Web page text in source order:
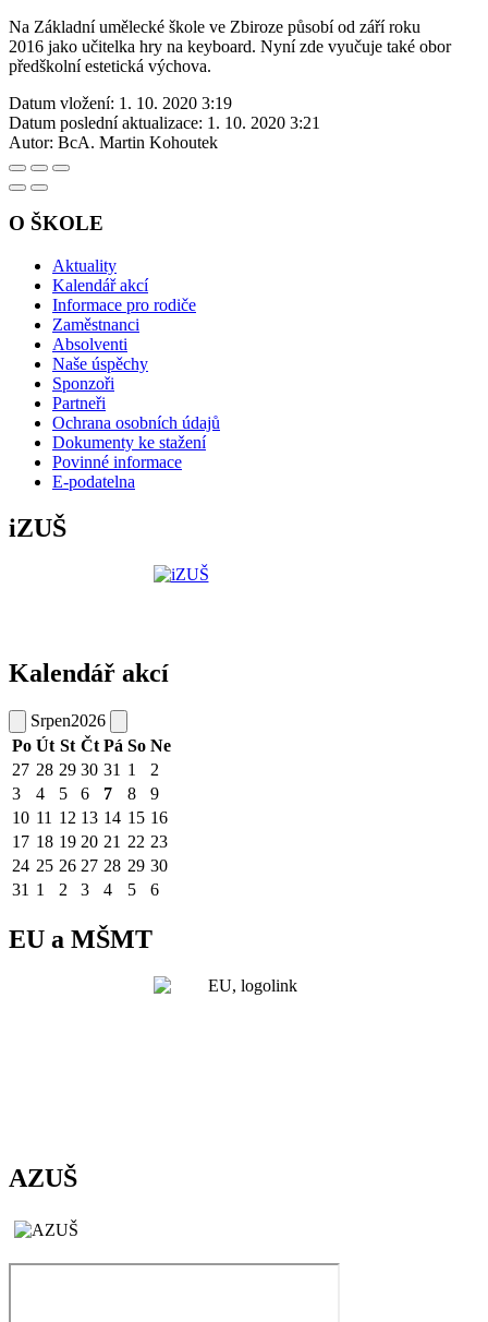
Na Základní umělecké škole ve Zbiroze působí od září roku
2016 jako učitelka hry na keyboard. Nyní zde vyučuje také obor
předškolní estetická výchova.
Datum vložení: 1. 10. 2020 3:19
Datum poslední aktualizace: 1. 10. 2020 3:21
Autor: BcA. Martin Kohoutek
O ŠKOLE
Aktuality
Kalendář akcí
Informace pro rodiče
Zaměstnanci
Absolventi
Naše úspěchy
Sponzoři
Partneři
Ochrana osobních údajů
Dokumenty ke stažení
Povinné informace
E-podatelna
iZUŠ
Kalendář akcí
Srpen2026
Po Út St Čt Pá So Ne
27 28 29 30 31 1
2
3
4 5 6 7 8
9
10 11 12 13 14 15 16
17 18 19 20 21 22 23
24 25 26 27 28 29 30
31 1 2 3 4 5 6
EU a MŠMT
AZUŠ